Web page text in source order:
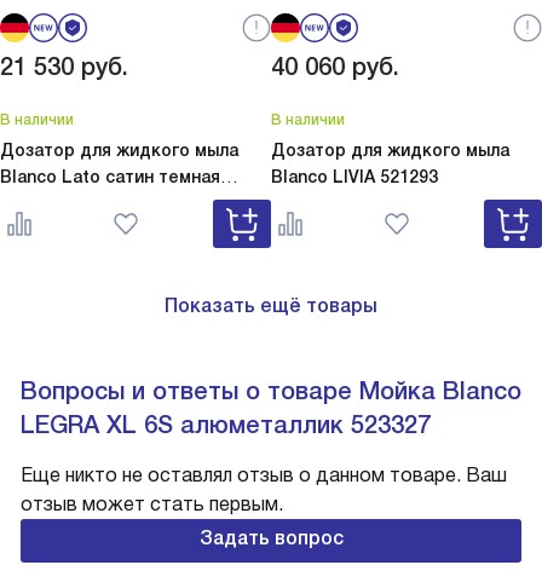
21 530 руб.
В наличии
Дозатор для жидкого мыла
Blanco Lato сатин темная
Lato сатин темная сталь
527743
40 060 руб.
В наличии
Дозатор для жидкого мыла
Blanco LIVIA 521293
Показать ещё товары
Вопросы и ответы о товаре Мойка Blanco
LEGRA XL 6S алюметаллик 523327
Еще никто не оставлял отзыв о данном товаре. Ваш
отзыв может стать первым.
Задать вопрос